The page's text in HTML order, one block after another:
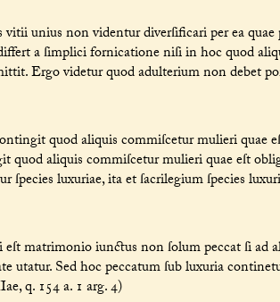
vitii unius non videntur diverſificari per ea
a ſimplici fornicatione niſi in hoc quod
Ergo videtur quod adulterium non debet
quod aliquis commiſcetur mulieri quae
quod aliquis commiſcetur mulieri quae eſt
ſpecies luxuriae, ita et ſacrilegium ſpecies
matrimonio iunctus non ſolum peccat ſi ad
utatur. Sed hoc peccatum ſub luxuria
q. 154 a. 1 arg. 4)